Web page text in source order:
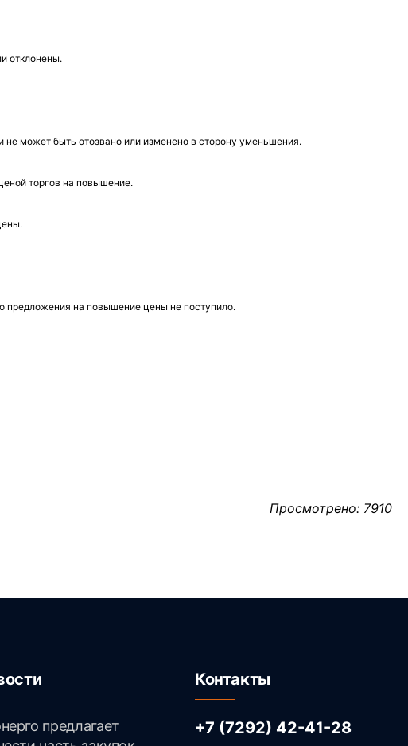
отклонены.
может быть отозвано или изменено в сторону уменьшения.
торгов на повышение.
предложения на повышение цены не поступило.
Просмотрено: 7910
предлагает
Контакты
+7 (7292) 42-41-28